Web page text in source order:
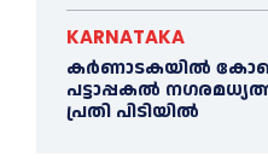
KARNATAKA
കർണാടകയിൽ
പട്ടാപ്പകല്‍
പ്രതി പിടിയില്‍